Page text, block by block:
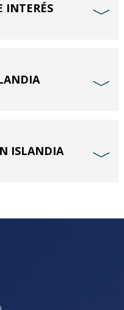
INTERÉS ﹀
﹀
ISLANDIA ﹀